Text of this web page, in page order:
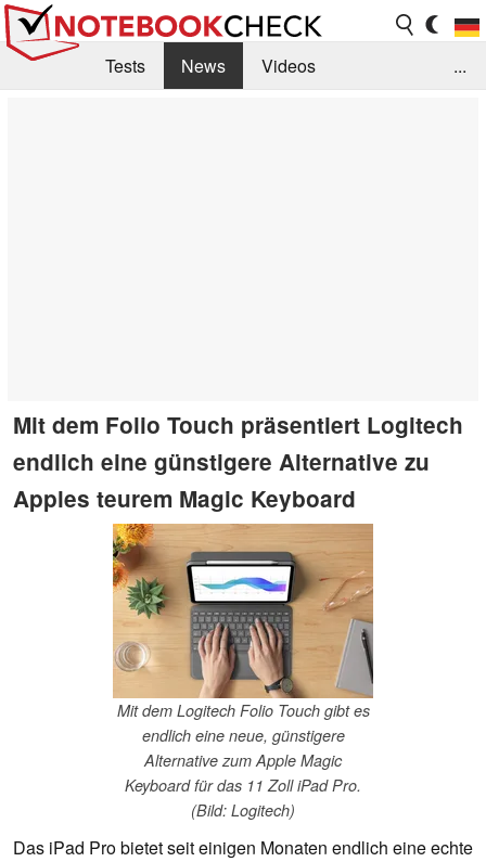
Tests News
Videos
...
Mit dem Folio Touch präsentiert Logitech
endlich eine günstigere Alternative zu
Apples teurem Magic Keyboard
Mit dem Logitech Folio Touch gibt es
endlich eine neue, günstigere
Alternative zum Apple Magic
Keyboard für das 11 Zoll iPad Pro.
(Bild: Logitech)
Das iPad Pro bietet seit einigen Monaten endlich eine echte